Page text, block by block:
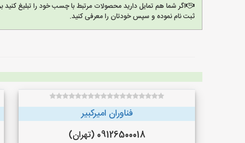
اگر شما هم تمایل دارید محصولات مرتبط با چسب خود را تبلیغ
ثبت نام نموده و سپس خودتان را معرفی کنید.
فناوران امیرکبیر
09126500018 (تهران)